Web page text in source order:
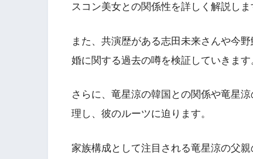
スコン美女との関係性を詳しく解説しま
また、共演歴がある志田未来さんや今
婚に関する過去の噂を検証していきます
さらに、竜星涼の韓国との関係や竜星
理し、彼のルーツに迫ります。
家族構成として注目される竜星涼の父